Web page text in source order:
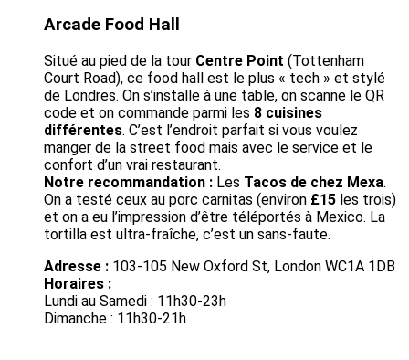
Arcade Food Hall
Situé au pied de la tour Centre Point (Tottenham
Court Road), ce food hall est le plus « tech » et stylé
de Londres. On s’installe à une table, on scanne le QR
code et on commande parmi les 8 cuisines
différentes. C’est l’endroit parfait si vous voulez
manger de la street food mais avec le service et le
confort d’un vrai restaurant.
Notre recommandation : Les Tacos de chez Mexa.
On a testé ceux au porc carnitas (environ £15 les trois)
et on a eu l’impression d’être téléportés à Mexico. La
tortilla est ultra-fraîche, c’est un sans-faute.
Adresse : 103-105 New Oxford St, London WC1A 1DB
Horaires :
Lundi au Samedi : 11h30-23h
Dimanche : 11h30-21h